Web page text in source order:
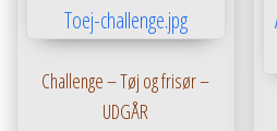
Challenge – Tøj og frisør –
UDGÅR